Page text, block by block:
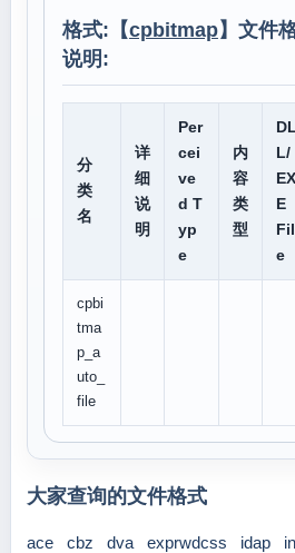
格式:【cpbitmap】文件
说明:
分
类
名
详
细
说
明
Per
cei
ve
d T
yp
e
内
容
类
型
DL
L/
EX
E
Fil
e
cpbi
tma
p_a
uto_
file
大家查询的文件格式
ace cbz dva exprwdcss idap